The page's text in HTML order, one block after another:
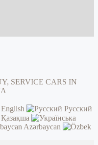
English
Русский
Қазақша
Azərbaycan